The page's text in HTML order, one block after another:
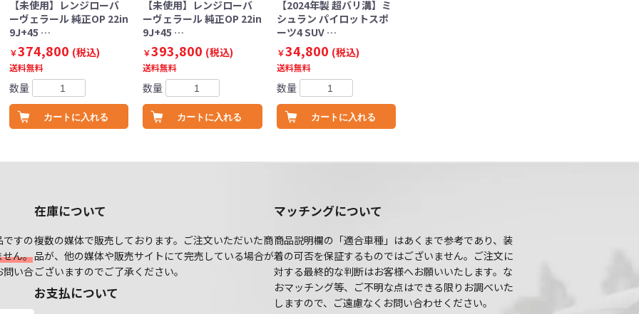
【未使用】レンジローバ
ーヴェラール 純正OP 22in
9J+45 …
￥374,800 (税込)
送料無料
数量
カートに入れる
【未使用】レンジローバ
ーヴェラール 純正OP 22in
9J+45 …
￥393,800 (税込)
送料無料
数量
カートに入れる
【2024年製 超バリ溝】ミ
シュラン パイロットスポ
ーツ4 SUV …
￥34,800 (税込)
送料無料
数量
カートに入れる
すの
せん。
問い合
在庫について
複数の媒体で販売しております。ご注文いただいた商
品が、他の媒体や販売サイトにて完売している場合が
ございますのでご了承ください。
お支払について
マッチングについて
商品説明欄の「適合車種」はあくまで参考であり、装
着の可否を保証するものではございません。ご注文に
対する最終的な判断はお客様へお願いいたします。な
おマッチング等、ご不明な点はできる限りお調べいた
しますので、ご遠慮なくお問い合わせください。